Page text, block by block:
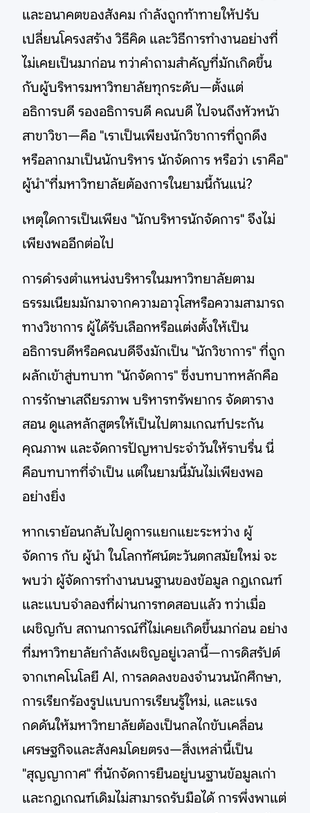
และอนาคตของสังคม กำลังถูกท้าทายให้ปรับ
เปลี่ยนโครงสร้าง วิธีคิด และวิธีการทำงานอย่างที่
ไม่เคยเป็นมาก่อน ทว่าคำถามสำคัญที่มักเกิดขึ้น
กับผู้บริหารมหาวิทยาลัยทุกระดับ—ตั้งแต่
อธิการบดี รองอธิการบดี คณบดี ไปจนถึงหัวหน้า
สาขาวิชา—คือ​ "เราเป็นเพียงนักวิชาการที่ถูกดึง
หรือลากมาเป็นนักบริหาร​ นักจัดการ หรือว่า​ เราคือ"​
ผู้นำ"ที่มหาวิทยาลัยต้องการในยามนี้กันแน่?
เหตุใดการเป็นเพียง "นักบริหารนักจัดการ" จึงไม่
เพียงพออีกต่อไป
การดำรงตำแหน่งบริหารในมหาวิทยาลัยตาม
ธรรมเนียมมักมาจากความอาวุโสหรือความสามารถ
ทางวิชาการ​ ผู้ได้รับเลือกหรือแต่งตั้งให้เป็น
อธิการบดีหรือคณบดีจึงมักเป็น "นักวิชาการ" ที่ถูก
ผลักเข้าสู่บทบาท "นักจัดการ" ซึ่งบทบาทหลักคือ
การรักษาเสถียรภาพ บริหารทรัพยากร จัดตาราง
สอน ดูแลหลักสูตรให้เป็นไปตามเกณฑ์ประกัน
คุณภาพ และจัดการปัญหาประจำวันให้ราบรื่น นี่
คือบทบาทที่จำเป็น แต่ในยามนี้มันไม่เพียงพอ
อย่างยิ่ง
หากเราย้อนกลับไปดูการแยกแยะระหว่าง ผู้
จัดการ กับ ผู้นำ ในโลกทัศน์ตะวันตกสมัยใหม่ จะ
พบว่า ผู้จัดการทำงานบนฐานของข้อมูล กฎเกณฑ์
และแบบจำลองที่ผ่านการทดสอบแล้ว ทว่าเมื่อ
เผชิญกับ สถานการณ์ที่ไม่เคยเกิดขึ้นมาก่อน อย่าง
ที่มหาวิทยาลัยกำลังเผชิญอยู่เวลานี้—การดิสรัปต์
จากเทคโนโลยี AI, การลดลงของจำนวนนักศึกษา,
การเรียกร้องรูปแบบการเรียนรู้ใหม่, และแรง
กดดันให้มหาวิทยาลัยต้องเป็นกลไกขับเคลื่อน
เศรษฐกิจและสังคมโดยตรง—สิ่งเหล่านี้เป็น
"สุญญากาศ" ที่นักจัดการยืนอยู่บนฐานข้อมูลเก่า
และกฎเกณฑ์เดิมไม่สามารถรับมือได้ การพึ่งพาแต่